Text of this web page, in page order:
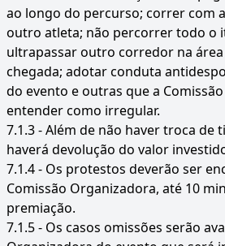
ao longo do percurso; correr com
outro atleta; não percorrer todo o
ultrapassar outro corredor na
chegada; adotar conduta
do evento e outras que a
entender como irregular.
7.1.3 - Além de não haver troca de
haverá devolução do valor
7.1.4 - Os protestos deverão ser
Comissão Organizadora, até 10
premiação.
7.1.5 - Os casos omissões serão